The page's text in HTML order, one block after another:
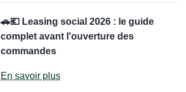
🚗💶 Leasing social 2026 : le guide
complet avant l'ouverture des
commandes
En savoir plus